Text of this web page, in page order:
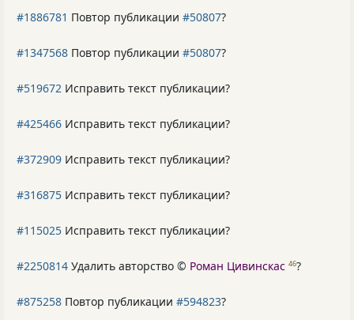
#1886781 Повтор публикации #50807?
#1347568 Повтор публикации #50807?
#519672 Исправить текст публикации?
#425466 Исправить текст публикации?
#372909 Исправить текст публикации?
#316875 Исправить текст публикации?
#115025 Исправить текст публикации?
#2250814 Удалить авторство © Роман Цивинскас 46?
#875258 Повтор публикации #594823?